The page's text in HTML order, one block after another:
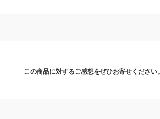
この商品に対するご感想をぜひお寄せください。